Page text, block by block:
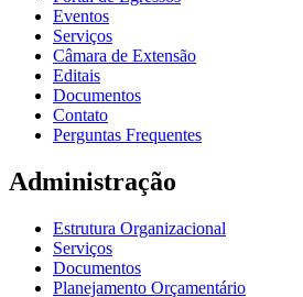
Eventos
Serviços
Câmara de Extensão
Editais
Documentos
Contato
Perguntas Frequentes
Administração
Estrutura Organizacional
Serviços
Documentos
Planejamento Orçamentário